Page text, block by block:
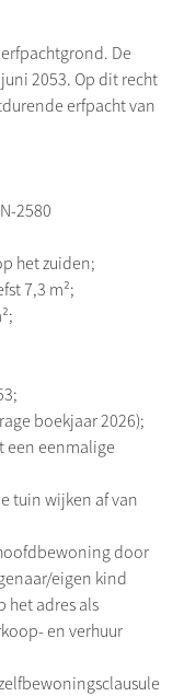
De
2053. Op dit recht
erfpacht van
2580
het zuiden;
7,3 m²;
boekjaar 2026);
een eenmalige
tuin wijken af van
door
eigen kind
het adres als
en verhuur